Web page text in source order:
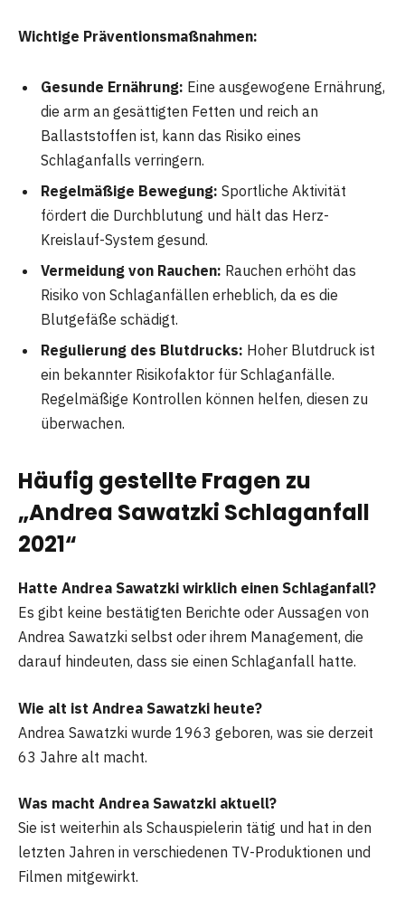
Wichtige Präventionsmaßnahmen:
Gesunde Ernährung: Eine ausgewogene Ernährung,
die arm an gesättigten Fetten und reich an
Ballaststoffen ist, kann das Risiko eines
Schlaganfalls verringern.
Regelmäßige Bewegung: Sportliche Aktivität
fördert die Durchblutung und hält das Herz-
Kreislauf-System gesund.
Vermeidung von Rauchen: Rauchen erhöht das
Risiko von Schlaganfällen erheblich, da es die
Blutgefäße schädigt.
Regulierung des Blutdrucks: Hoher Blutdruck ist
ein bekannter Risikofaktor für Schlaganfälle.
Regelmäßige Kontrollen können helfen, diesen zu
überwachen.
Häufig gestellte Fragen zu
„Andrea Sawatzki Schlaganfall
2021“
Hatte Andrea Sawatzki wirklich einen Schlaganfall?
Es gibt keine bestätigten Berichte oder Aussagen von
Andrea Sawatzki selbst oder ihrem Management, die
darauf hindeuten, dass sie einen Schlaganfall hatte.
Wie alt ist Andrea Sawatzki heute?
Andrea Sawatzki wurde 1963 geboren, was sie derzeit
63 Jahre alt macht.
Was macht Andrea Sawatzki aktuell?
Sie ist weiterhin als Schauspielerin tätig und hat in den
letzten Jahren in verschiedenen TV-Produktionen und
Filmen mitgewirkt.